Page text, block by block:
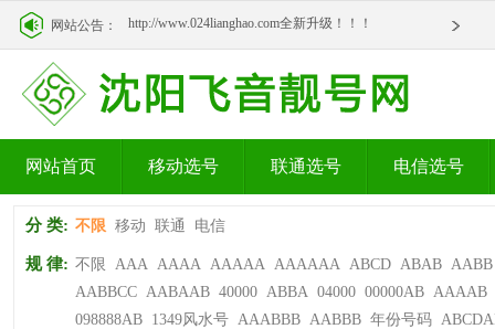
网站公告： http://www.024lianghao.com全新升级！！！
网站首页 移动选号 联通选号 电信选号
分 类: 不限 移动 联通 电信
规 律: 不限 AAA AAAA AAAAA AAAAAA ABCD ABAB AABB
AABBCC AABAAB 40000 ABBA 04000 00000AB AAAAB
098888AB 1349风水号 AAABBB AABBB 年份号码